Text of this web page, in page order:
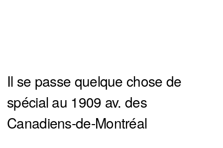
Il se passe quelque chose de
spécial au 1909 av. des
Canadiens-de-Montréal